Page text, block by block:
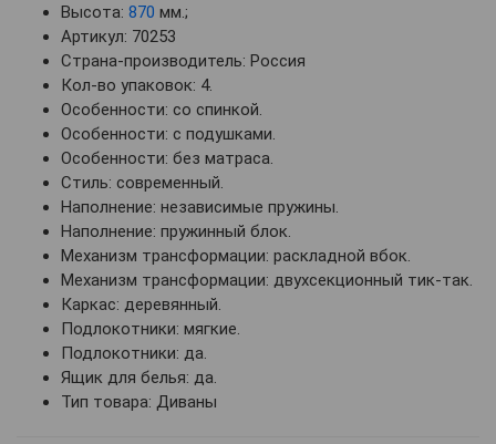
Высота: 870 мм.;
Артикул: 70253
Страна-производитель: Россия
Кол-во упаковок: 4.
Особенности: со спинкой.
Особенности: с подушками.
Особенности: без матраса.
Стиль: современный.
Наполнение: независимые пружины.
Наполнение: пружинный блок.
Механизм трансформации: раскладной вбок.
Механизм трансформации: двухсекционный тик-так.
Каркас: деревянный.
Подлокотники: мягкие.
Подлокотники: да.
Ящик для белья: да.
Тип товара: Диваны